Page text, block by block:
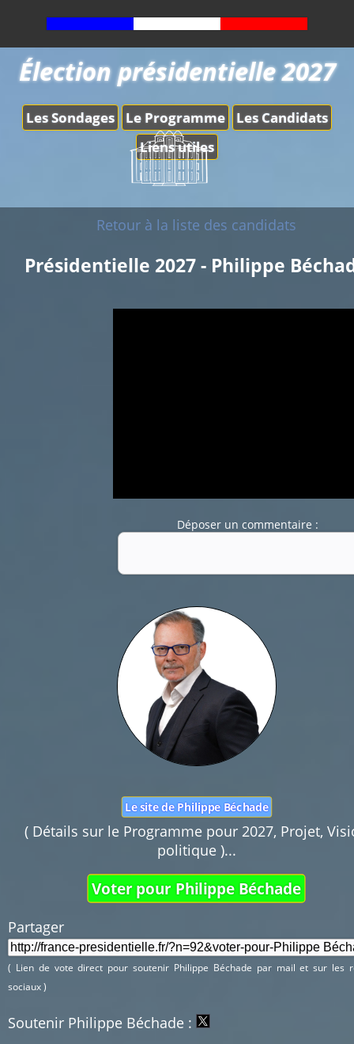
Les Sondages Le Programme
Les Candidats
Liens utiles
Élection présidentielle 2027
Retour à la liste des candidats
Présidentielle 2027 - Philippe
Déposer un commentaire :
Mail :
Fonction de commentaires dédiée au débat
Pas d'insultes. Merci.
Le site de Philippe Béchade
( Détails sur le Programme pour 2027, Projet,
politique )...
Voter pour Philippe Béchade
Partager
( Lien de vote direct pour soutenir Philippe Béchade par mail et sur les
sociaux )
Soutenir Philippe Béchade :